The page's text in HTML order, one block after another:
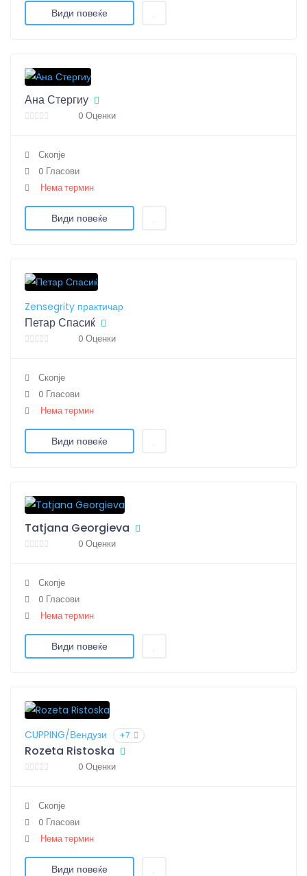
Види повеќе
Ана Стергиу
0 Оценки
Скопје
0 Гласови
Нема термин
Види повеќе
Zensegrity практичар
Петар Спасиќ
0 Оценки
Скопје
0 Гласови
Нема термин
Види повеќе
Tatjana Georgieva
0 Оценки
Скопје
0 Гласови
Нема термин
Види повеќе
CUPPING/Вендузи +7
Rozeta Ristoska
0 Оценки
Скопје
0 Гласови
Нема термин
Види повеќе